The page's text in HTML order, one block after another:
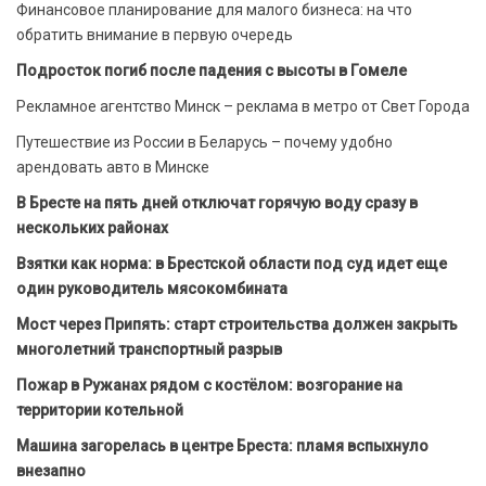
Финансовое планирование для малого бизнеса: на что
обратить внимание в первую очередь
Подросток погиб после падения с высоты в Гомеле
Рекламное агентство Минск – реклама в метро от Свет Города
Путешествие из России в Беларусь – почему удобно
арендовать авто в Минске
В Бресте на пять дней отключат горячую воду сразу в
нескольких районах
Взятки как норма: в Брестской области под суд идет еще
один руководитель мясокомбината
Мост через Припять: старт строительства должен закрыть
многолетний транспортный разрыв
Пожар в Ружанах рядом с костёлом: возгорание на
территории котельной
Машина загорелась в центре Бреста: пламя вспыхнуло
внезапно